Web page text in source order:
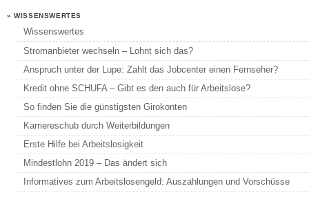
» WISSENSWERTES
Wissenswertes
Stromanbieter wechseln – Lohnt sich das?
Anspruch unter der Lupe: Zahlt das Jobcenter einen Fernseher?
Kredit ohne SCHUFA – Gibt es den auch für Arbeitslose?
So finden Sie die günstigsten Girokonten
Karriereschub durch Weiterbildungen
Erste Hilfe bei Arbeitslosigkeit
Mindestlohn 2019 – Das ändert sich
Informatives zum Arbeitslosengeld: Auszahlungen und Vorschüsse